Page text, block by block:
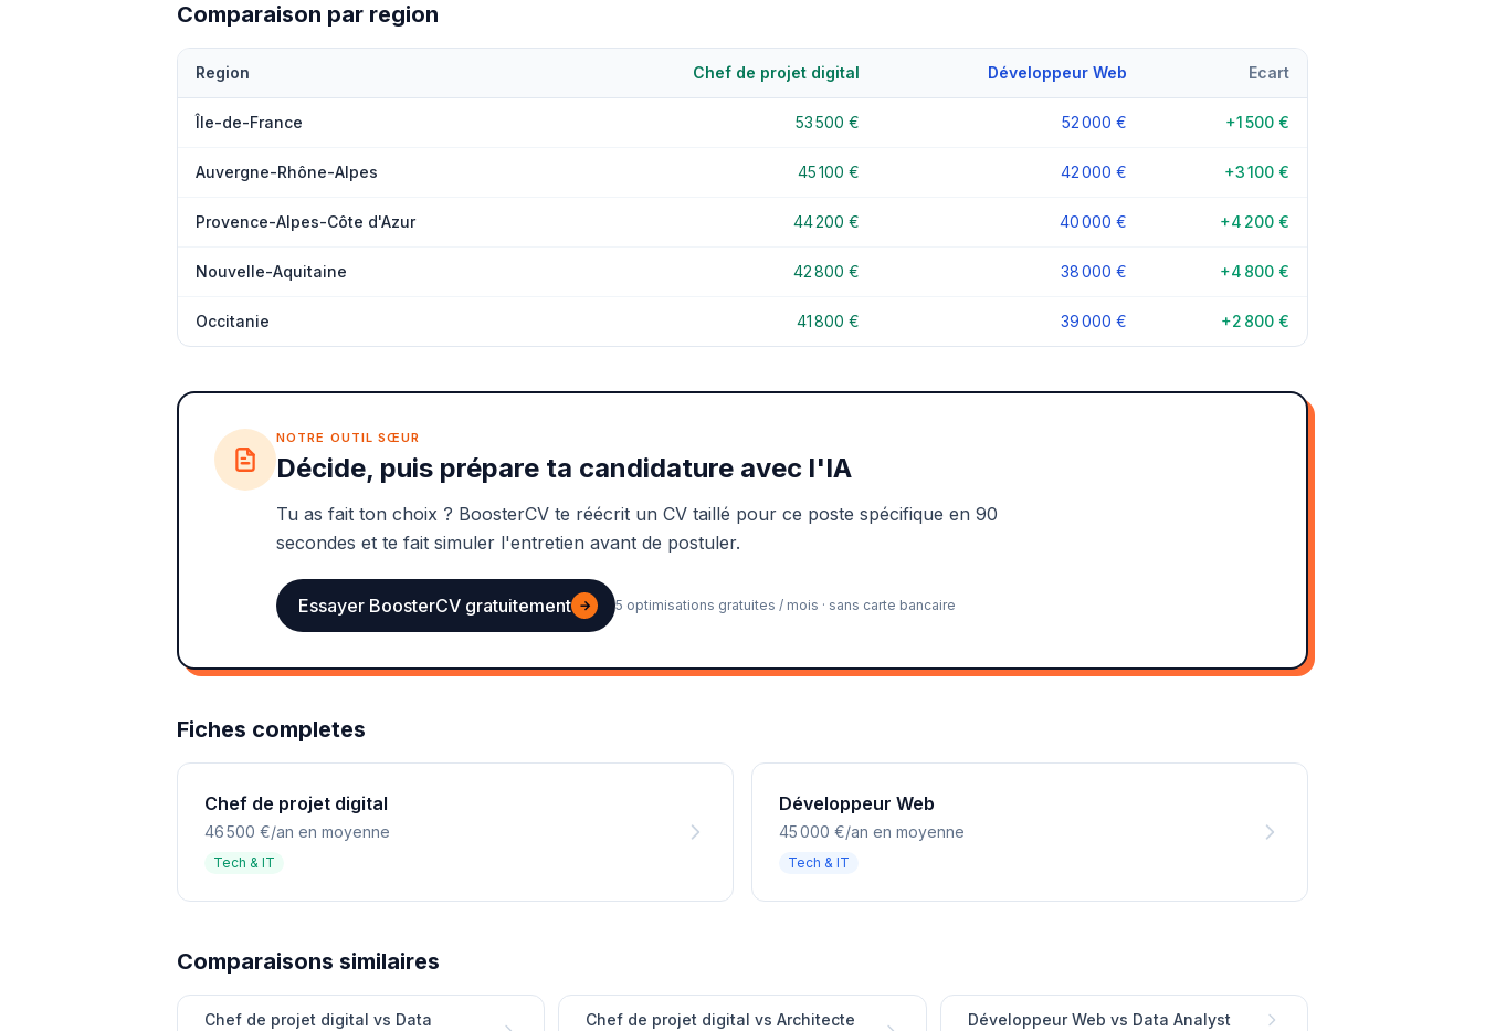
Comparaison par region
Region Chef de projet digital Développeur Web Ecart
Île-de-France 53 500 € 52 000 € +1 500 €
Auvergne-Rhône-Alpes 45 100 € 42 000 € +3 100 €
Provence-Alpes-Côte d'Azur 44 200 € 40 000 € +4 200 €
Nouvelle-Aquitaine 42 800 € 38 000 € +4 800 €
Occitanie 41 800 € 39 000 € +2 800 €
NOTRE OUTIL SŒUR
Décide, puis prépare ta candidature avec l'IA
Tu as fait ton choix ? BoosterCV te réécrit un CV taillé pour ce poste spécifique en 90
secondes et te fait simuler l'entretien avant de postuler.
Essayer BoosterCV gratuitement → 5 optimisations gratuites / mois · sans carte bancaire
Fiches completes
Chef de projet digital
46 500 €/an en moyenne
Tech & IT
Développeur Web
45 000 €/an en moyenne
Tech & IT
Comparaisons similaires
Chef de projet digital vs Data
Chef de projet digital vs Architecte
Développeur Web vs Data Analyst